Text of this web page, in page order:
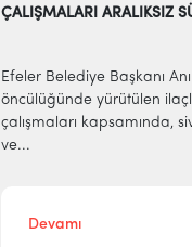
ÇALIŞMALARI ARALIKSIZ
Efeler Belediye Başkanı
öncülüğünde yürütülen
çalışmaları kapsamında,
ve...
Devamı